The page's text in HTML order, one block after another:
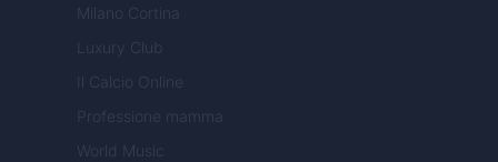
Milano Cortina
Luxury Club
Il Calcio Online
Professione mamma
World Music